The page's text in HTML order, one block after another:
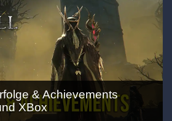
& Achievements
XBox